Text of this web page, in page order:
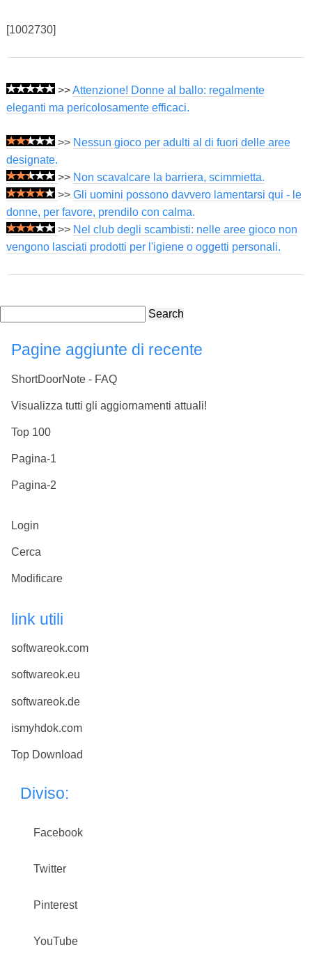
[1002730]
>>Attenzione! Donne al ballo: regalmente
eleganti ma pericolosamente efficaci.
>> Nessun gioco per adulti al di fuori delle aree
designate.
>> Non scavalcare la barriera, scimmietta.
>> Gli uomini possono davvero lamentarsi qui - le
donne, per favore, prendilo con calma.
>> Nel club degli scambisti: nelle aree gioco non
vengono lasciati prodotti per l'igiene o oggetti personali.
Search
Pagine aggiunte di recente
ShortDoorNote - FAQ
Visualizza tutti gli aggiornamenti attuali!
Top 100
Pagina-1
Pagina-2
Login
Cerca
Modificare
link utili
softwareok.com
softwareok.eu
softwareok.de
ismyhdok.com
Top Download
Diviso:
Facebook
Twitter
Pinterest
YouTube